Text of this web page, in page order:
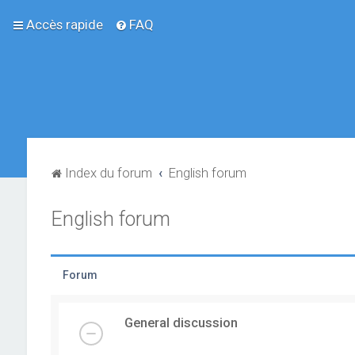
Accès rapide FAQ
Index du forum English forum
English forum
Forum
General discussion